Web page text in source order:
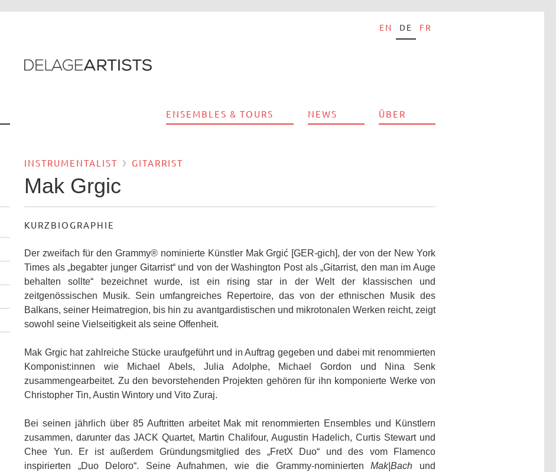
EN DE FR
ENSEMBLES & TOURS NEWS ÜBER
INSTRUMENTALIST GITARRIST
Mak Grgic
KURZBIOGRAPHIE
Der zweifach für den Grammy® nominierte Künstler Mak Grgić [GER-gich], der von der New York
Times als „begabter junger Gitarrist“ und von der Washington Post als „Gitarrist, den man im Auge
behalten sollte“ bezeichnet wurde, ist ein rising star in der Welt der klassischen und
zeitgenössischen Musik. Sein umfangreiches Repertoire, das von der ethnischen Musik des
Balkans, seiner Heimatregion, bis hin zu avantgardistischen und mikrotonalen Werken reicht, zeigt
sowohl seine Vielseitigkeit als seine Offenheit.
Mak Grgic hat zahlreiche Stücke uraufgeführt und in Auftrag gegeben und dabei mit renommierten
Komponist:innen wie Michael Abels, Julia Adolphe, Michael Gordon und Nina Senk
zusammengearbeitet. Zu den bevorstehenden Projekten gehören für ihn komponierte Werke von
Christopher Tin, Austin Wintory und Vito Zuraj.
Bei seinen jährlich über 85 Auftritten arbeitet Mak mit renommierten Ensembles und Künstlern
zusammen, darunter das JACK Quartet, Martin Chalifour, Augustin Hadelich, Curtis Stewart und
Chee Yun. Er ist außerdem Gründungsmitglied des „FretX Duo“ und des vom Flamenco
inspirierten „Duo Deloro“. Seine Aufnahmen, wie die Grammy-nominiertenMak|Bach und